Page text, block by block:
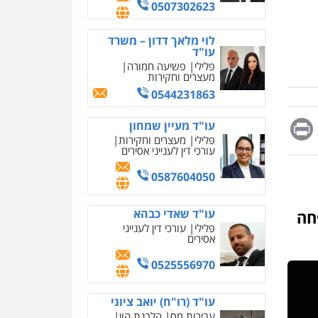
Message
Print
0507302623
לוי מלאך דדון – משרד
עו"ד
פלילי פשיעה חמורה
מעצרים וחקירות
0544231863
עו"ד מעיין שמחון
פלילי מעצרים וחקירות
עורכי דין לענייני אסירים
0587604050
עו"ד שאדי כבהא
פלילי עורכי דין לענייני
אסירים
0525556970
עו"ד (רו"ח) יואב ציוני
מחיקת כתבות מגוגל
ודחיקת אזכורים שליליים
שירותים מקצועיים לעורכי
דין
0522508109
אחסון אתרים
מהירות הגנה גיבוי
תמיכה שירותים מקצועיים
לעורכי דין
מרכז התחלה חדשה
אסירים עבירות מין
שירותים מקצועיים לעורכי
דין
0544500346
מאיה בלום, עו"ס,
טיפול ושיקום
טיפול בהתמכרויות
שירותים מקצועיים לעורכי
דין